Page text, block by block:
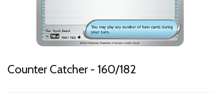
Counter Catcher - 160/182